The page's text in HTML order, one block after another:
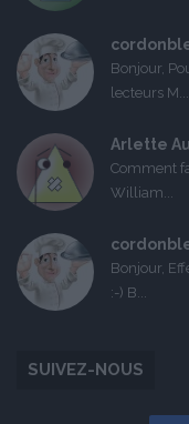
Bonjour,
lecteurs M...
Arlette
Comment
William...
Bonjour,
:-) B...
SUIVEZ-NOUS